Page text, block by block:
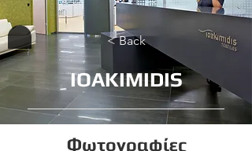
< Back
IOAKIMIDIS
Φωτογραφίες